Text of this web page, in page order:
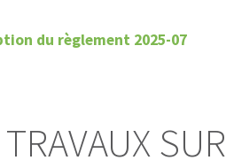
du règlement 2025-07
TRAVAUX